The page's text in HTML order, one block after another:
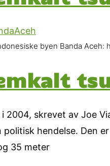
byen Banda
2004, skrevet av Joe
hendelse. Den
35 meter